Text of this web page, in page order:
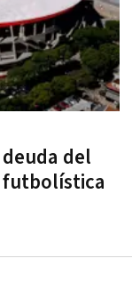
del
futbolística